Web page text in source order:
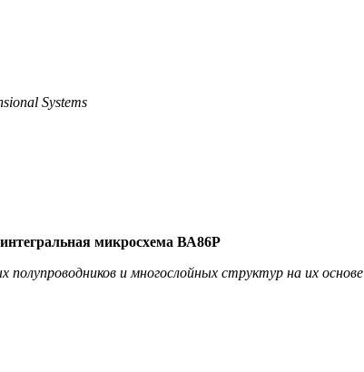
Systems
микросхема ВА86Р
и многослойных структур на их основе